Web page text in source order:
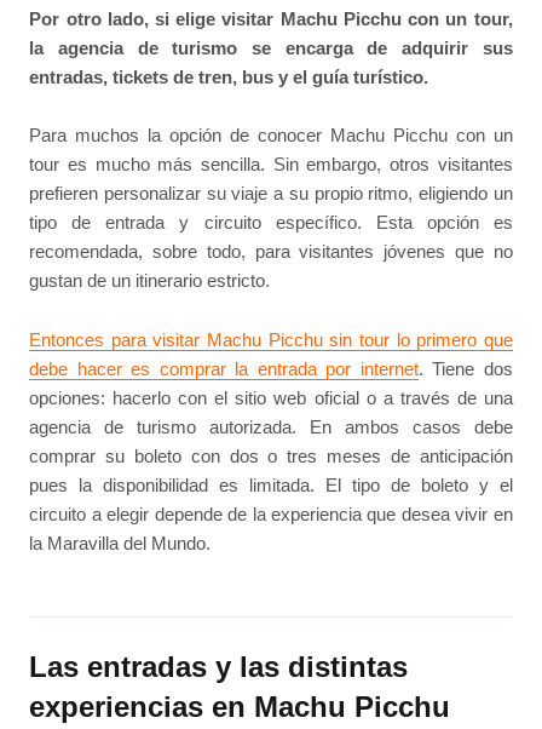
Por otro lado, si elige visitar Machu Picchu con un tour,
la agencia de turismo se encarga de adquirir sus
entradas, tickets de tren, bus y el guía turístico.
Para muchos la opción de conocer Machu Picchu con un
tour es mucho más sencilla. Sin embargo, otros visitantes
prefieren personalizar su viaje a su propio ritmo, eligiendo un
tipo de entrada y circuito específico. Esta opción es
recomendada, sobre todo, para visitantes jóvenes que no
gustan de un itinerario estricto.
Entonces para visitar Machu Picchu sin tour lo primero que
debe hacer es comprar la entrada por internet. Tiene dos
opciones: hacerlo con el sitio web oficial o a través de una
agencia de turismo autorizada. En ambos casos debe
comprar su boleto con dos o tres meses de anticipación
pues la disponibilidad es limitada. El tipo de boleto y el
circuito a elegir depende de la experiencia que desea vivir en
la Maravilla del Mundo.
Las entradas y las distintas
experiencias en Machu Picchu